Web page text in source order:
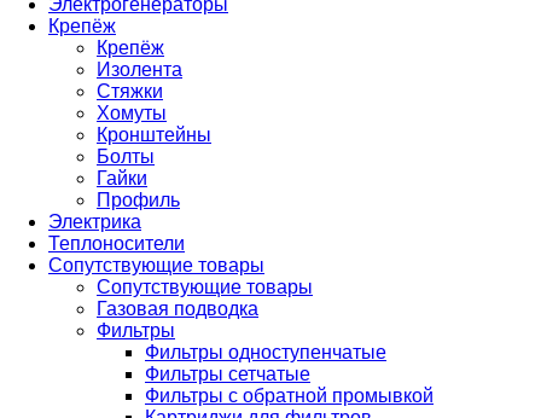
Электрогенераторы
Крепёж
Крепёж
Изолента
Стяжки
Хомуты
Кронштейны
Болты
Гайки
Профиль
Электрика
Теплоносители
Сопутствующие товары
Сопутствующие товары
Газовая подводка
Фильтры
Фильтры одноступенчатые
Фильтры сетчатые
Фильтры с обратной промывкой